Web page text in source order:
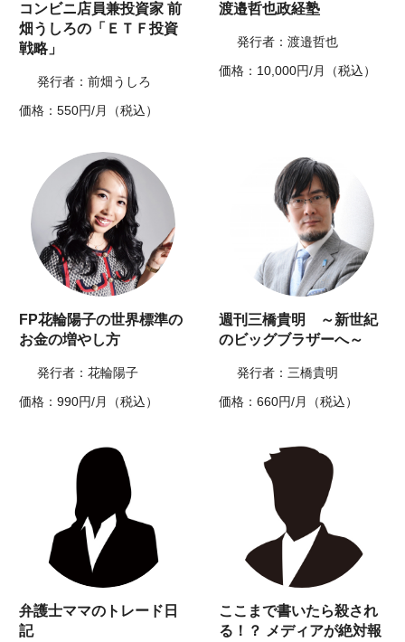
コンビニ店員兼投資家 前
畑うしろの「ＥＴＦ投資
戦略」
発行者：前畑うしろ
価格：550円/月（税込）
渡邉哲也政経塾
発行者：渡邉哲也
価格：10,000円/月（税込）
FP花輪陽子の世界標準の
お金の増やし方
発行者：花輪陽子
価格：990円/月（税込）
週刊三橋貴明 ～新世紀
のビッグブラザーへ～
発行者：三橋貴明
価格：660円/月（税込）
弁護士ママのトレード日
記
ここまで書いたら殺され
る！？ メディアが絶対報